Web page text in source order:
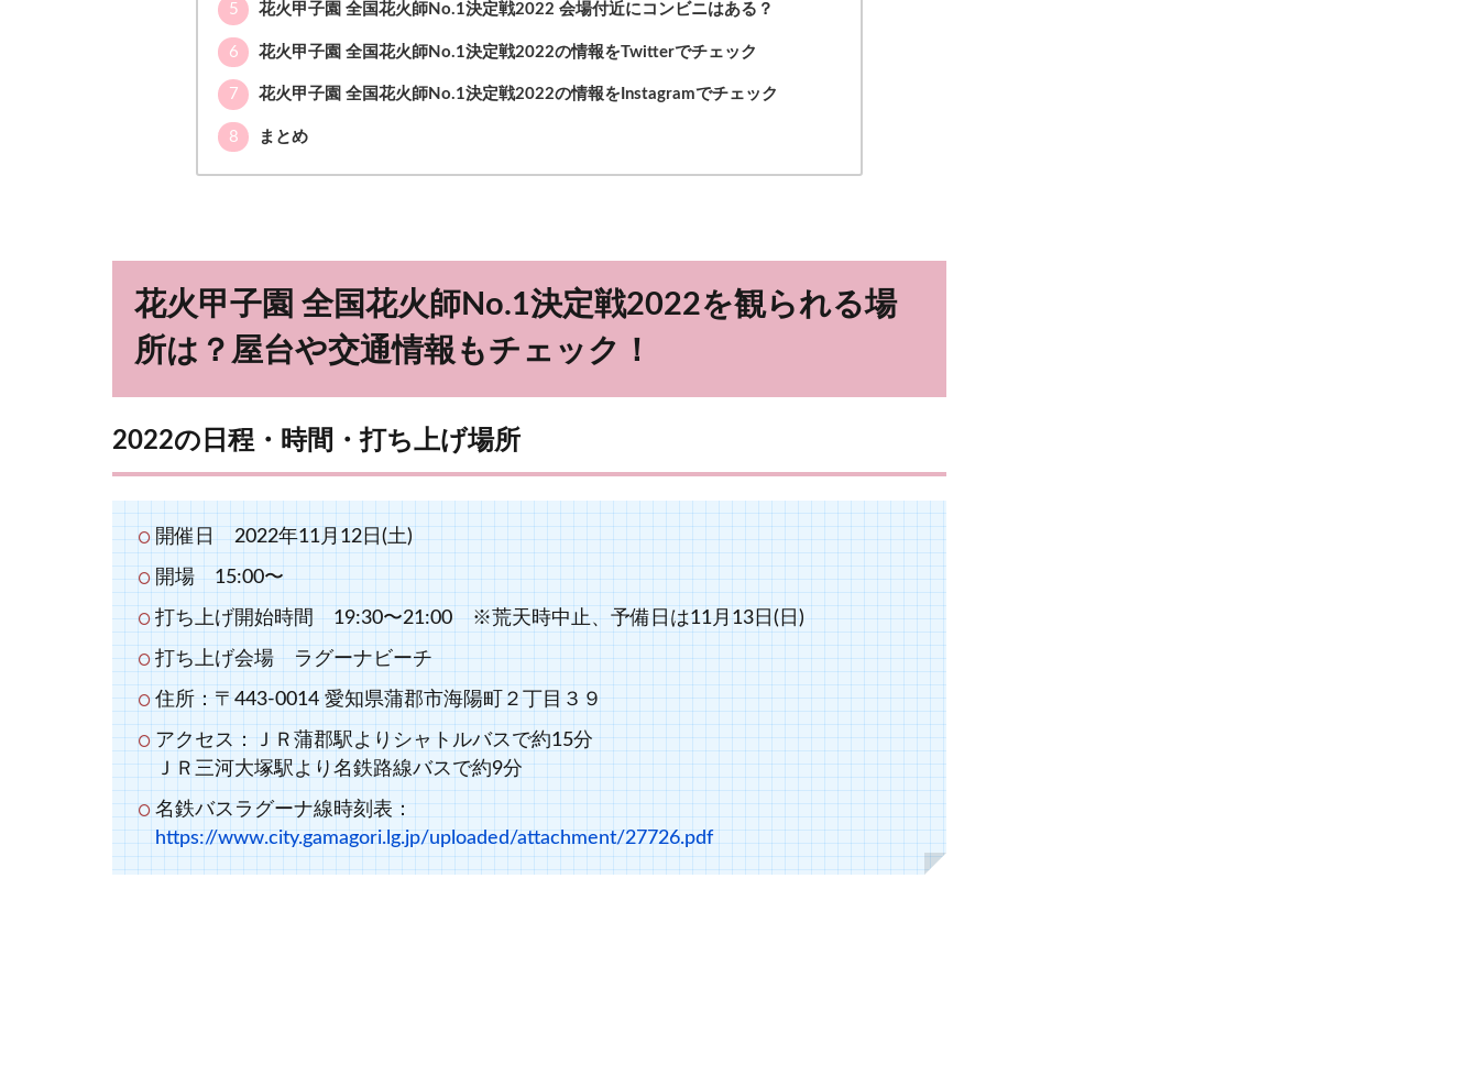
5 花火甲子園 全国花火師No.1決定戦2022 会場付近にコンビニはある？
6 花火甲子園 全国花火師No.1決定戦2022の情報をTwitterでチェック
7 花火甲子園 全国花火師No.1決定戦2022の情報をInstagramでチェック
8 まとめ
花火甲子園 全国花火師No.1決定戦2022を観られる場
所は？屋台や交通情報もチェック！
2022の日程・時間・打ち上げ場所
開催日 2022年11月12日(土)
開場 15:00〜
打ち上げ開始時間 19:30〜21:00 ※荒天時中止、予備日は11月13日(日)
打ち上げ会場 ラグーナビーチ
住所：〒443-0014 愛知県蒲郡市海陽町２丁目３９
アクセス：ＪＲ蒲郡駅よりシャトルバスで約15分
ＪＲ三河大塚駅より名鉄路線バスで約9分
名鉄バスラグーナ線時刻表：
https://www.city.gamagori.lg.jp/uploaded/attachment/27726.pdf